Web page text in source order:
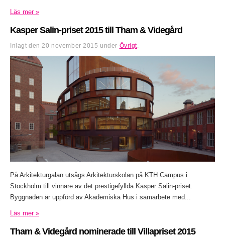
Läs mer »
Kasper Salin-priset 2015 till Tham & Videgård
Inlagt den 20 november 2015 under Övrigt
På Arkitekturgalan utsågs Arkitekturskolan på KTH Campus i
Stockholm till vinnare av det prestigefyllda Kasper Salin-priset.
Byggnaden är uppförd av Akademiska Hus i samarbete med...
Läs mer »
Tham & Videgård nominerade till Villapriset 2015